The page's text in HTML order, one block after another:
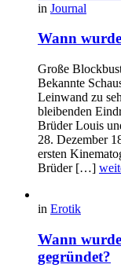
in Journal
Wann
Große
Bekannte
Leinwand zu
bleibenden
Brüder Louis
28. Dezember
ersten
Brüder […]
in Erotik
Wann
gegründet?